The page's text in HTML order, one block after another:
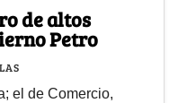
de altos
Petro
el de Comercio,